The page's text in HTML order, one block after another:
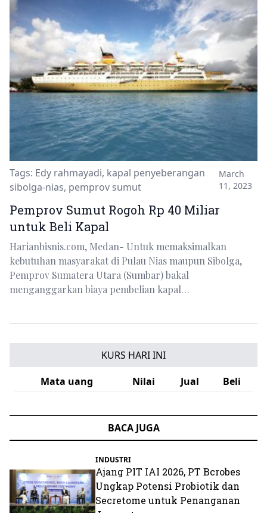
Tags: Edy rahmayadi, kapal penyeberangan
sibolga-nias, pemprov sumut
March
11, 2023
Pemprov Sumut Rogoh Rp 40 Miliar
untuk Beli Kapal
Harianbisnis.com, Medan- Untuk memaksimalkan
kebutuhan masyarakat di Pulau Nias maupun Sibolga,
Pemprov Sumatera Utara (Sumbar) bakal
menganggarkan biaya pembelian kapal…
KURS HARI INI
Mata uang
Nilai Jual Beli
BACA JUGA
INDUSTRI
Ajang PIT IAI 2026, PT Bcrobes
Ungkap Potensi Probiotik dan
Secretome untuk Penanganan